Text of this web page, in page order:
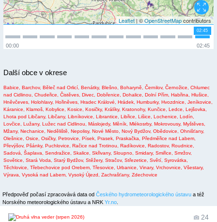
Leaflet| ©OpenStreetMapcontributors
02:45
02:45
00:00
Další obce v okrese
Babice, Barchov, Běleč nad Orlicí, Benátky, Blešno, Boharyně, Černilov, Černožice, Chlumec
nad Cidlinou, Chudeřice, Čistěves, Divec, Dobřenice, Dohalice, Dolní Přím, Habřina, Hlušice,
Hněvčeves, Holohlavy, Hořiněves, Hradec Králové, Hrádek, Humburky, Hvozdnice, Jeníkovice,
Káranice, Klamoš, Kobylice, Kosice, Kosičky, Králíky, Kratonohy, Kunčice, Ledce, Lejšovka,
Lhota pod Libčany, Libčany, Libníkovice, Librantice, Libřice, Lišice, Lochenice, Lodín,
Lovčice, Lužany, Lužec nad Cidlinou, Máslojedy, Měník, Mlékosrby, Mokrovousy, Myštěves,
Mžany, Nechanice, Neděliště, Nepolisy, Nové Město, Nový Bydžov, Obědovice, Ohnišťany,
Olešnice, Osice, Osičky, Petrovice, Písek, Prasek, Praskačka, Předměřice nad Labem,
Převýšov, Pšánky, Puchlovice, Račice nad Trotinou, Radíkovice, Radostov, Roudnice,
Sadová, Šaplava, Sendražice, Skalice, Skřivany, Sloupno, Smidary, Smiřice, Smržov,
Sovětice, Stará Voda, Starý Bydžov, Stěžery, Stračov, Střezetice, Světí, Syrovátka,
Těchlovice, Třebechovice pod Orebem, Třesovice, Urbanice, Vinary, Vrchovnice, Všestary,
Výrava, Vysoká nad Labem, Vysoký Újezd, Zachrašťany, Zdechovice
Předpověď počasí zpracovává data od Českého hydrometeorologického ústavu a též
Norského meteorologického ústavu a NRK Yr.no.
24